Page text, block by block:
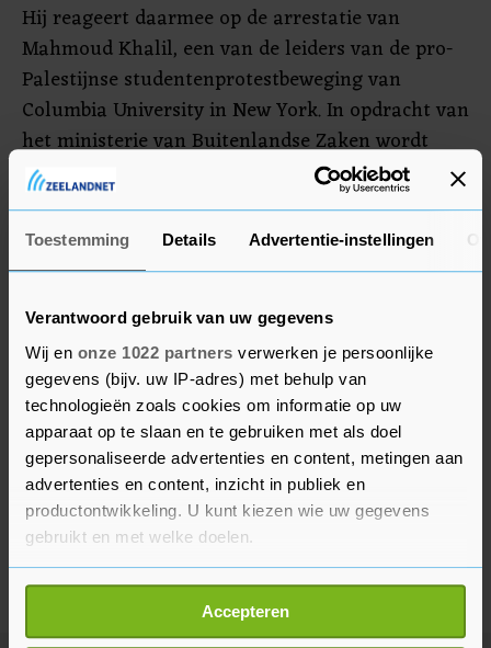
Toestemming Details Advertentie-instellingen
Verantwoord gebruik van uw gegevens
Wij en onze 1022 partners verwerken je persoonlijke
gegevens (bijv. uw IP-adres) met behulp van
technologieën zoals cookies om informatie op uw
apparaat op te slaan en te gebruiken met als doel
gepersonaliseerde advertenties en content, metingen aan
advertenties en content, inzicht in publiek en
productontwikkeling. U kunt kiezen wie uw gegevens
gebruikt en met welke doelen.
Als u het toestaat, willen we ook graag:
Informatie verzamelen over uw geografische
Accepteren
Hij reageert daarmee op de arrestatie van
Mahmoud Khalil, een van de leiders van de pro-
Palestijnse studentenprotestbeweging van
Columbia University in New York. In opdracht van
het ministerie van Buitenlandse Zaken wordt
Khalils greencard (permanente
verblijfsvergunning) ingetrokken.